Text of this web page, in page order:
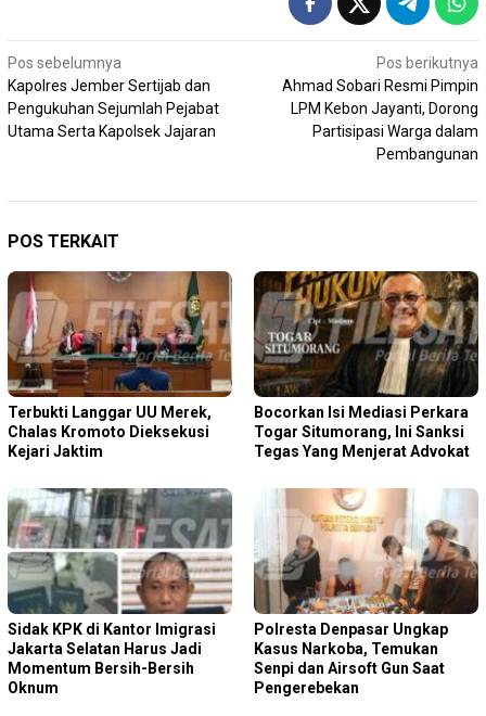
Navigasi
pos
Pos sebelumnya
Kapolres Jember Sertijab dan
Pengukuhan Sejumlah Pejabat
Utama Serta Kapolsek Jajaran
Pos berikutnya
Ahmad Sobari Resmi Pimpin
LPM Kebon Jayanti, Dorong
Partisipasi Warga dalam
Pembangunan
POS TERKAIT
Terbukti Langgar UU Merek,
Chalas Kromoto Dieksekusi
Kejari Jaktim
Bocorkan Isi Mediasi Perkara
Togar Situmorang, Ini Sanksi
Tegas Yang Menjerat Advokat
Sidak KPK di Kantor Imigrasi
Jakarta Selatan Harus Jadi
Momentum Bersih-Bersih
Oknum
Polresta Denpasar Ungkap
Kasus Narkoba, Temukan
Senpi dan Airsoft Gun Saat
Pengerebekan